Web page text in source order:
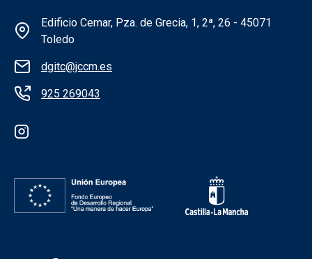
Información de la institución
Edificio Cemar, Pza. de Grecia, 1, 2ª, 26 - 45071
Toledo
dgitc@jccm.es
925 269043
Redes sociales institución